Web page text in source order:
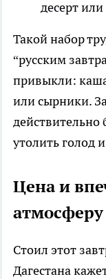
десерт или
Такой набор
“русским
привыкли:
или сырники.
утолить голод
Цена и
атмосферу
Стоил этот
Дагестана